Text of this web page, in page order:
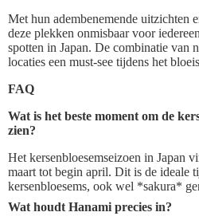
Met hun adembenemende uitzichten
deze plekken onmisbaar voor
spotten in Japan. De combinatie van
locaties een must-see tijdens het
FAQ
Wat is het beste moment om de
zien?
Het kersenbloesemseizoen in Japan
maart tot begin april. Dit is de ideale
kersenbloesems, ook wel *sakura*
Wat houdt Hanami precies in?